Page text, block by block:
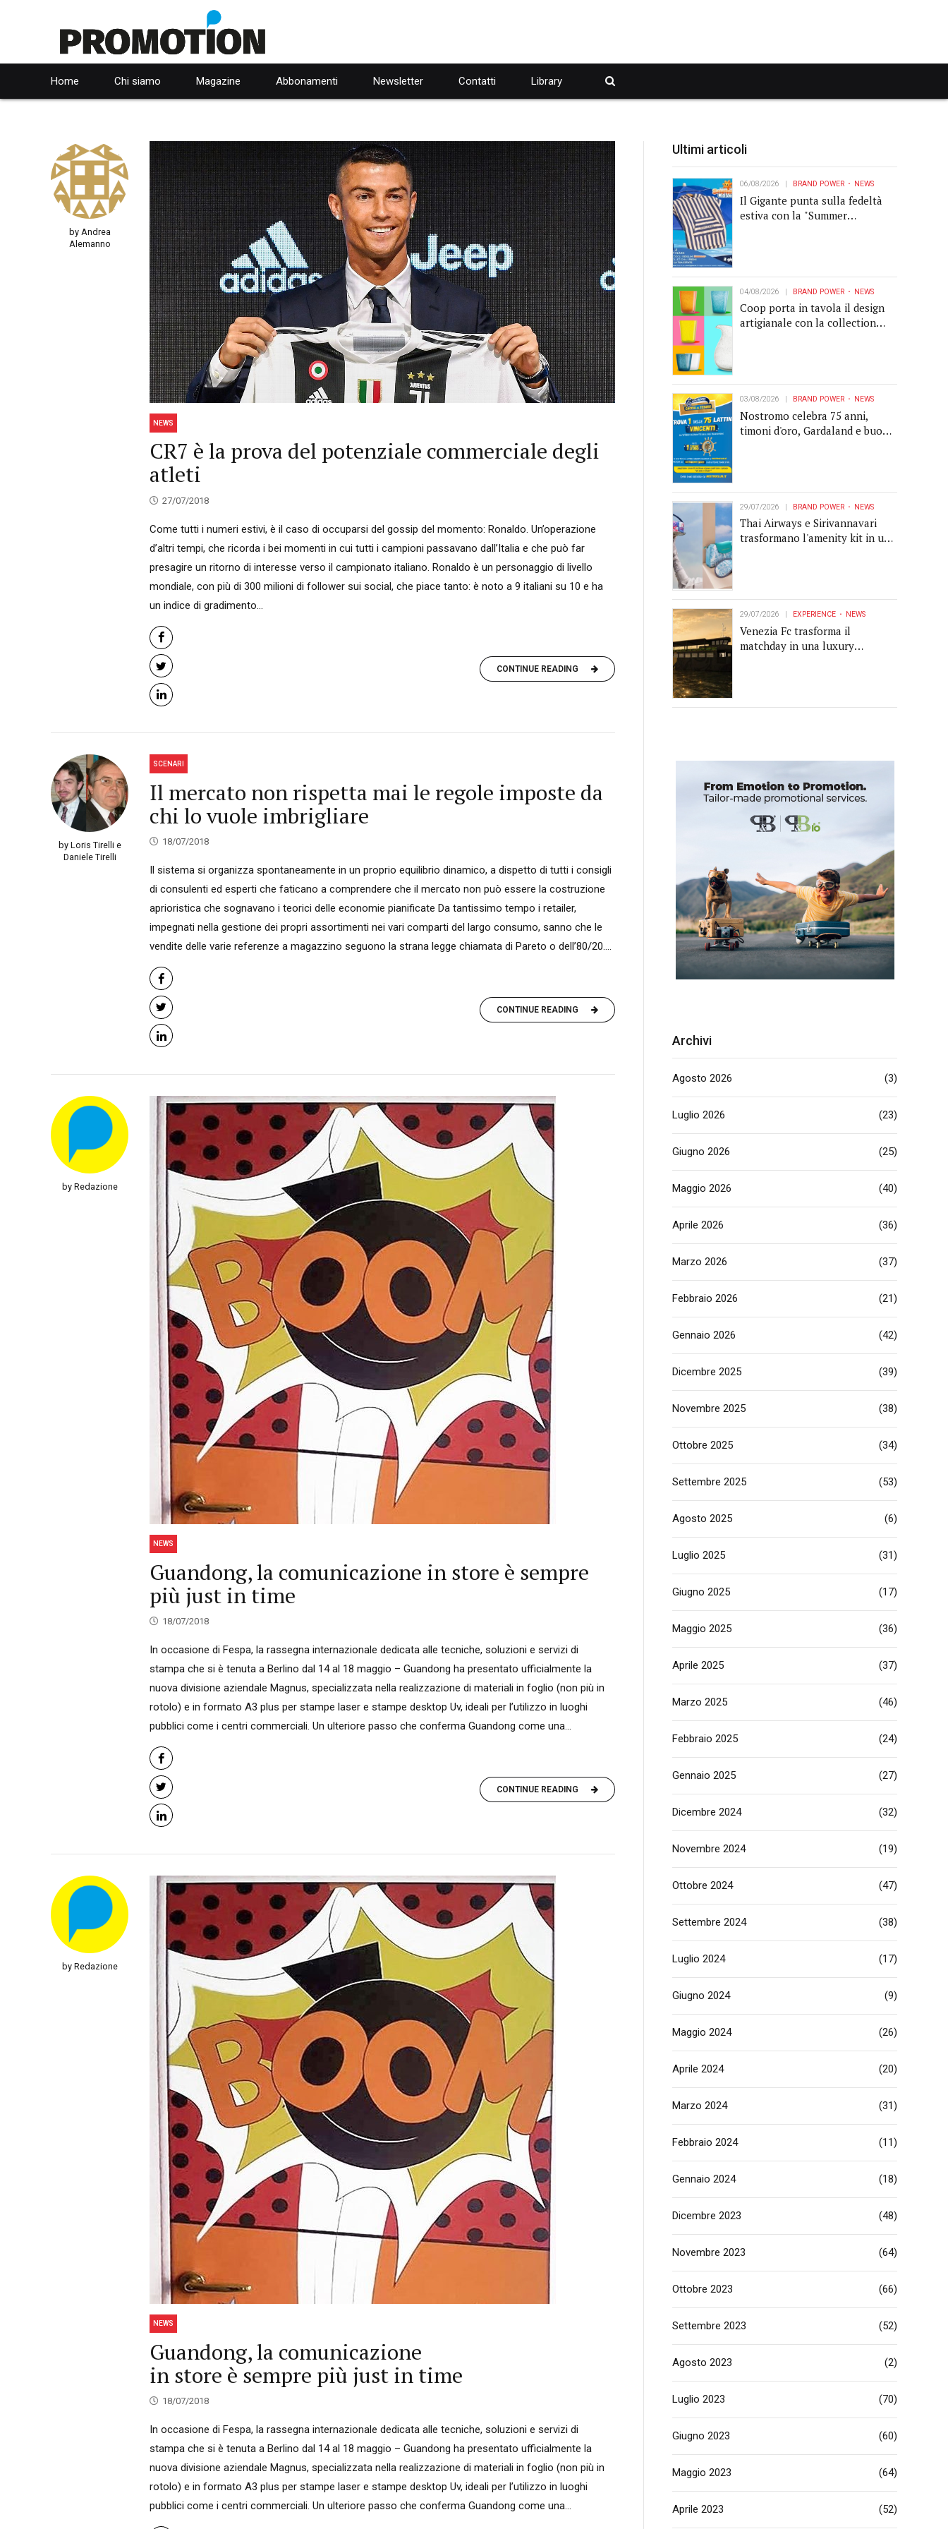
Home Chi siamo Magazine Abbonamenti Newsletter Contatti Library
by Andrea
Alemanno
NEWS
CR7 è la prova del potenziale commerciale degli
atleti
27/07/2018
Come tutti i numeri estivi, è il caso di occuparsi del gossip del momento: Ronaldo. Un’operazione
d’altri tempi, che ricorda i bei momenti in cui tutti i campioni passavano dall’Italia e che può far
presagire un ritorno di interesse verso il campionato italiano. Ronaldo è un personaggio di livello
mondiale, con più di 300 milioni di follower sui social, che piace tanto: è noto a 9 italiani su 10 e ha
un indice di gradimento...
CONTINUE READING
by Loris Tirelli e
Daniele Tirelli
SCENARI
Il mercato non rispetta mai le regole imposte da
chi lo vuole imbrigliare
18/07/2018
Il sistema si organizza spontaneamente in un proprio equilibrio dinamico, a dispetto di tutti i consigli
di consulenti ed esperti che faticano a comprendere che il mercato non può essere la costruzione
aprioristica che sognavano i teorici delle economie pianificate Da tantissimo tempo i retailer,
impegnati nella gestione dei propri assortimenti nei vari comparti del largo consumo, sanno che le
vendite delle varie referenze a magazzino seguono la strana legge chiamata di Pareto o dell’80/20....
CONTINUE READING
by Redazione
NEWS
Guandong, la comunicazione in store è sempre
più just in time
18/07/2018
In occasione di Fespa, la rassegna internazionale dedicata alle tecniche, soluzioni e servizi di
stampa che si è tenuta a Berlino dal 14 al 18 maggio – Guandong ha presentato ufficialmente la
nuova divisione aziendale Magnus, specializzata nella realizzazione di materiali in foglio (non più in
rotolo) e in formato A3 plus per stampe laser e stampe desktop Uv, ideali per l’utilizzo in luoghi
pubblici come i centri commerciali. Un ulteriore passo che conferma Guandong come una...
CONTINUE READING
by Redazione
NEWS
Guandong, la comunicazione
in store è sempre più just in time
18/07/2018
In occasione di Fespa, la rassegna internazionale dedicata alle tecniche, soluzioni e servizi di
stampa che si è tenuta a Berlino dal 14 al 18 maggio – Guandong ha presentato ufficialmente la
nuova divisione aziendale Magnus, specializzata nella realizzazione di materiali in foglio (non più in
rotolo) e in formato A3 plus per stampe laser e stampe desktop Uv, ideali per l’utilizzo in luoghi
pubblici come i centri commerciali. Un ulteriore passo che conferma Guandong come una...
Ultimi articoli
06/08/2026 BRAND POWER NEWS
Il Gigante punta sulla fedeltà
estiva con la "Summer
04/08/2026 BRAND POWER NEWS
Coop porta in tavola il design
artigianale con la collection
03/08/2026 BRAND POWER NEWS
Nostromo celebra 75 anni,
timoni d'oro, Gardaland e buoni
29/07/2026 BRAND POWER NEWS
Thai Airways e Sirivannavari
trasformano l'amenity kit in un
29/07/2026 EXPERIENCE NEWS
Venezia Fc trasforma il
matchday in una luxury
Archivi
Agosto 2026 (3)
Luglio 2026 (23)
Giugno 2026 (25)
Maggio 2026 (40)
Aprile 2026 (36)
Marzo 2026 (37)
Febbraio 2026 (21)
Gennaio 2026 (42)
Dicembre 2025 (39)
Novembre 2025 (38)
Ottobre 2025 (34)
Settembre 2025 (53)
Agosto 2025 (6)
Luglio 2025 (31)
Giugno 2025 (17)
Maggio 2025 (36)
Aprile 2025 (37)
Marzo 2025 (46)
Febbraio 2025 (24)
Gennaio 2025 (27)
Dicembre 2024 (32)
Novembre 2024 (19)
Ottobre 2024 (47)
Settembre 2024 (38)
Luglio 2024 (17)
Giugno 2024 (9)
Maggio 2024 (26)
Aprile 2024 (20)
Marzo 2024 (31)
Febbraio 2024 (11)
Gennaio 2024 (18)
Dicembre 2023 (48)
Novembre 2023 (64)
Ottobre 2023 (66)
Settembre 2023 (52)
Agosto 2023 (2)
Luglio 2023 (70)
Giugno 2023 (60)
Maggio 2023 (64)
Aprile 2023 (52)